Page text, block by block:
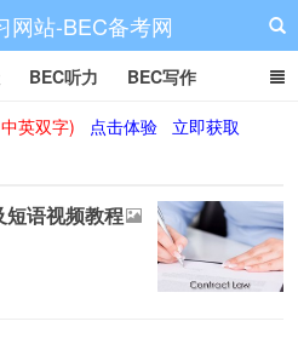
网站-BEC备考网
BEC听力 BEC写作
频 BEC真题 BEC备考
英双字) 点击体验
立即获取
短语视频教程